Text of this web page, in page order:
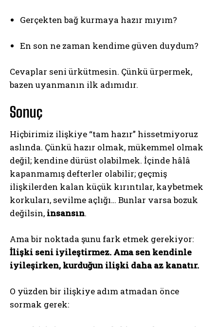
ABONE OL
Gerçekten bağ kurmaya hazır mıyım?
En son ne zaman kendime güven duydum?
Cevaplar seni ürkütmesin. Çünkü ürpermek,
bazen uyanmanın ilk adımıdır.
Sonuç
Hiçbirimiz ilişkiye “tam hazır” hissetmiyoruz
aslında. Çünkü hazır olmak, mükemmel olmak
değil; kendine dürüst olabilmek. İçinde hâlâ
kapanmamış defterler olabilir; geçmiş
ilişkilerden kalan küçük kırıntılar, kaybetmek
korkuları, sevilme açlığı… Bunlar varsa bozuk
değilsin, insansın.
Ama bir noktada şunu fark etmek gerekiyor:
İlişki seni iyileştirmez. Ama sen kendinle
iyileşirken, kurduğun ilişki daha az kanatır.
O yüzden bir ilişkiye adım atmadan önce
sormak gerek: